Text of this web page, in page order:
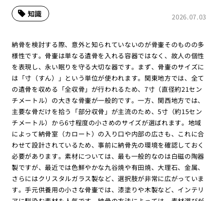
2026.07.03
知識
納骨を検討する際、意外と知られていないのが骨壷そのものの多
様性です。骨壷は単なる遺骨を入れる容器ではなく、故人の個性
を表現し、永い眠りを守る大切な器です。まず、骨壷のサイズに
は「寸（すん）」という単位が使われます。関東地方では、全て
の遺骨を収める「全収骨」が行われるため、7寸（直径約21セン
チメートル）の大きな骨壷が一般的です。一方、関西地方では、
主要な骨だけを拾う「部分収骨」が主流のため、5寸（約15セン
チメートル）から6寸程度の小さめのサイズが選ばれます。地域
によって納骨室（カロート）の入り口や内部の広さも、これに合
わせて設計されているため、事前に納骨先の環境を確認しておく
必要があります。素材については、最も一般的なのは白磁の陶器
製ですが、最近では色鮮やかな九谷焼や有田焼、大理石、金属、
さらにはクリスタルガラス製など、選択肢が非常に広がっていま
す。手元供養用の小さな骨壷では、漆塗りや木製など、インテリ